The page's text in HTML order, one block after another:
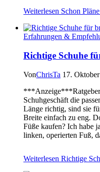
Weiterlesen Schon
Erfahrungen &
Richtige Schuhe
VonChrisTa 17.
Schuhgeschäft die
Länge richtig, sind sie
Breite einfach zu eng.
Füße kaufen? Ich habe
linken, operierten Fuß,
Weiterlesen Richtige